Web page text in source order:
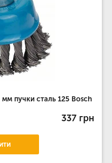
пучки сталь 125 Bosch
337 грн